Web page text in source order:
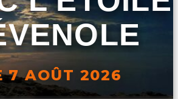
7 AOÛT 2026